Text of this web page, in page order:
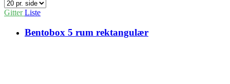
GitterListe
Bentobox 5 rum rektangulær